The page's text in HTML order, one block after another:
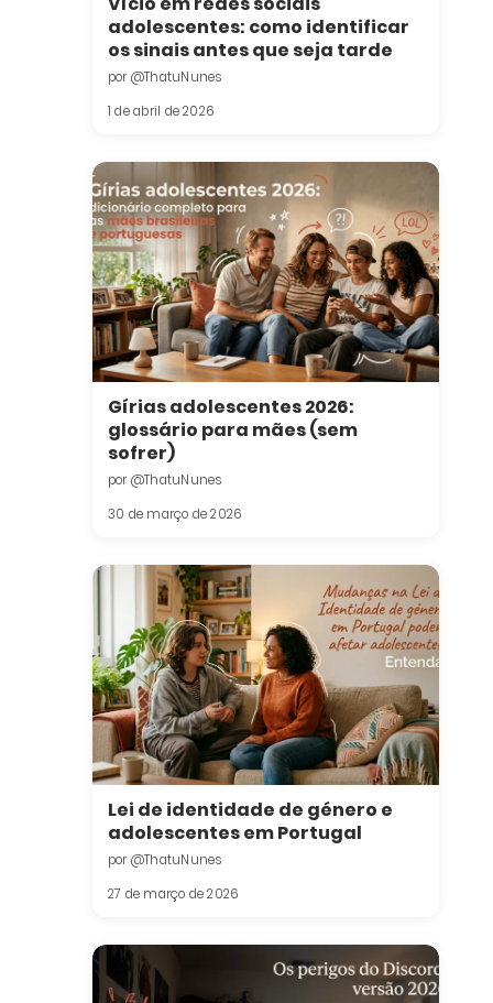
adolescentes: como identificar
os sinais antes que seja tarde
por @ThatuNunes
1 de abril de 2026
Gírias adolescentes 2026:
glossário para mães (sem
sofrer)
por @ThatuNunes
30 de março de 2026
Lei de identidade de género e
adolescentes em Portugal
por @ThatuNunes
27 de março de 2026